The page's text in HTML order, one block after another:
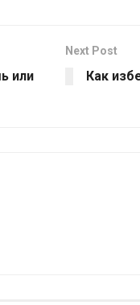
или
Next Post
Как